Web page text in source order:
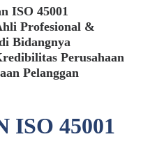
ISO 45001
Profesional &
Bidangnya
Perusahaan
Pelanggan
ISO 45001